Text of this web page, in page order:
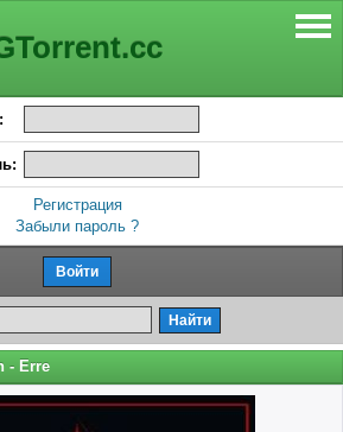
Регистрация
Забыли пароль ?
- Erre